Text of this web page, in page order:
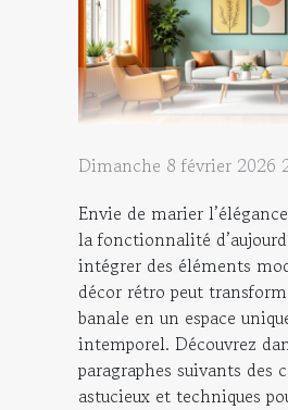
Dimanche 8 février 2026
Envie de marier
la fonctionnalité
intégrer des éléments
décor rétro peut
banale en un espace
intemporel. Découvrez
paragraphes suivants des
astucieux et techniques